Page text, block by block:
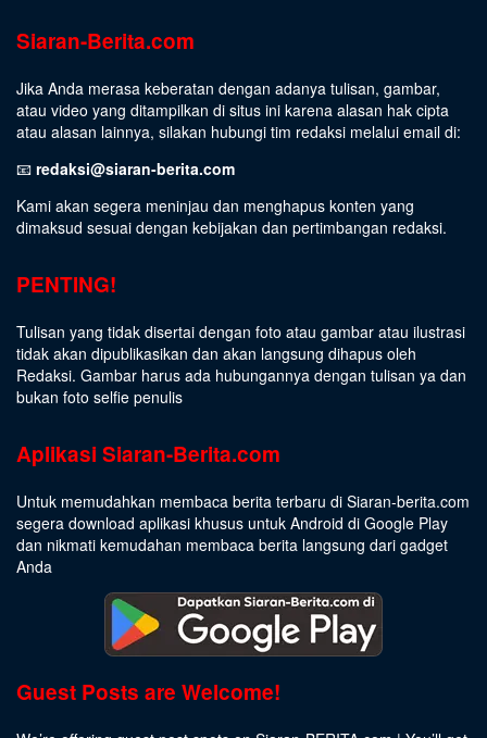
Siaran-Berita.com
Jika Anda merasa keberatan dengan adanya tulisan, gambar,
atau video yang ditampilkan di situs ini karena alasan hak cipta
atau alasan lainnya, silakan hubungi tim redaksi melalui email di:
📧 redaksi@siaran-berita.com
Kami akan segera meninjau dan menghapus konten yang
dimaksud sesuai dengan kebijakan dan pertimbangan redaksi.
PENTING!
Tulisan yang tidak disertai dengan foto atau gambar atau ilustrasi
tidak akan dipublikasikan dan akan langsung dihapus oleh
Redaksi. Gambar harus ada hubungannya dengan tulisan ya dan
bukan foto selfie penulis
Aplikasi Siaran-Berita.com
Untuk memudahkan membaca berita terbaru di Siaran-berita.com
segera download aplikasi khusus untuk Android di Google Play
dan nikmati kemudahan membaca berita langsung dari gadget
Anda
Guest Posts are Welcome!